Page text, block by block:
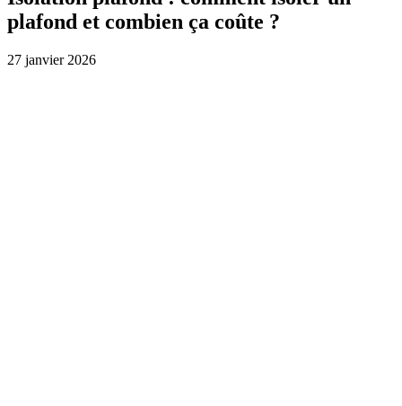
plafond et combien ça coûte ?
27 janvier 2026